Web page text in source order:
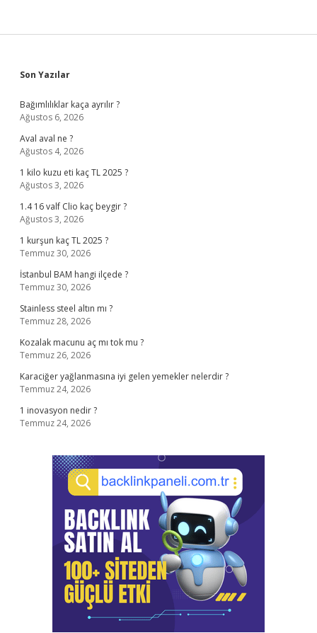
Sidebar
Son Yazılar
Bağımlılıklar kaça ayrılır ?
Ağustos 6, 2026
Aval aval ne ?
Ağustos 4, 2026
1 kilo kuzu eti kaç TL 2025 ?
Ağustos 3, 2026
1.4 16 valf Clio kaç beygir ?
Ağustos 3, 2026
1 kurşun kaç TL 2025 ?
Temmuz 30, 2026
İstanbul BAM hangi ilçede ?
Temmuz 30, 2026
Stainless steel altın mı ?
Temmuz 28, 2026
Kozalak macunu aç mı tok mu ?
Temmuz 26, 2026
Karaciğer yağlanmasına iyi gelen yemekler nelerdir ?
Temmuz 24, 2026
1 inovasyon nedir ?
Temmuz 24, 2026